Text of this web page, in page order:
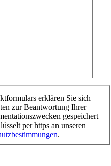
erklären Sie sich
zur Beantwortung Ihrer
gespeichert
per https an unseren
.